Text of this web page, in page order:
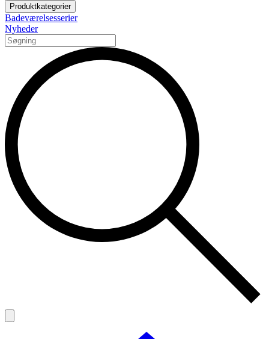
Produktkategorier
Badeværelsesserier
Nyheder